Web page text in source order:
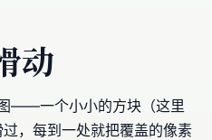
动
——一个小小的方块（这里
，每到一处就把覆盖的像素